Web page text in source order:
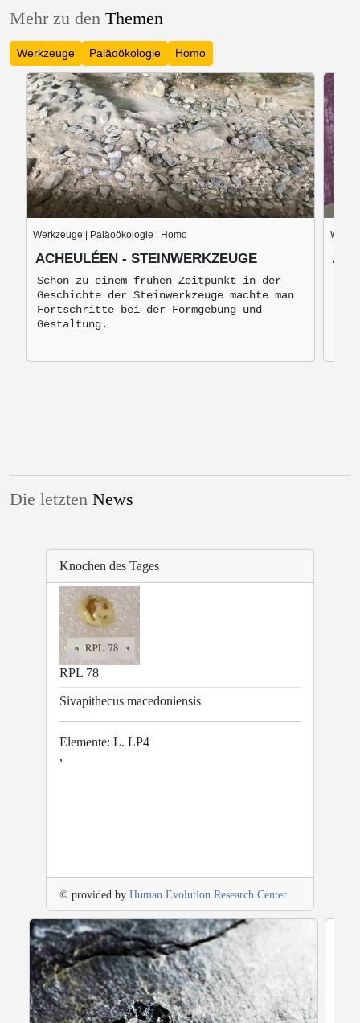
Mehr zu den Themen
Werkzeuge Paläoökologie Homo
Werkzeuge | Paläoökologie | Homo
ACHEULÉEN - STEINWERKZEUGE
Schon zu einem frühen Zeitpunkt in der
Geschichte der Steinwerkzeuge machte man
Fortschritte bei der Formgebung und
Gestaltung.
Die letzten News
Knochen des Tages
RPL 78
Sivapithecus macedoniensis
Elemente: L. LP4
,
© provided by Human Evolution Research Center